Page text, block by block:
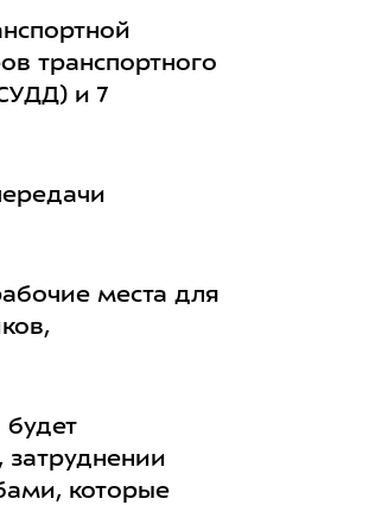
транспортного
и 7
места для
которые